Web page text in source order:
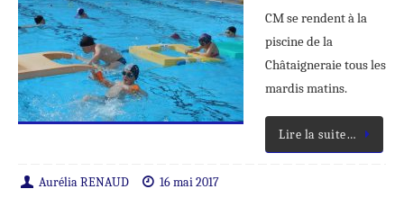
CM se rendent à la
piscine de la
Châtaigneraie tous les
mardis matins.
Lire la suite…
Aurélia RENAUD 16 mai 2017